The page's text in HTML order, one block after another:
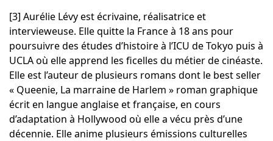
[3] Aurélie Lévy est écrivaine, réalisatrice et
intervieweuse. Elle quitte la France à 18 ans pour
poursuivre des études d’histoire à l’ICU de Tokyo puis à
UCLA où elle apprend les ficelles du métier de cinéaste.
Elle est l’auteur de plusieurs romans dont le best seller
« Queenie, La marraine de Harlem » roman graphique
écrit en langue anglaise et française, en cours
d’adaptation à Hollywood où elle a vécu près d’une
décennie. Elle anime plusieurs émissions culturelles